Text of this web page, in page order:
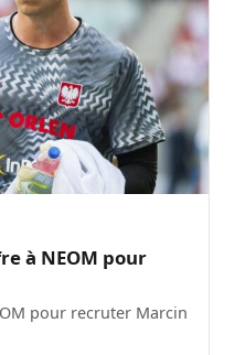
à NEOM pour
pour recruter Marcin